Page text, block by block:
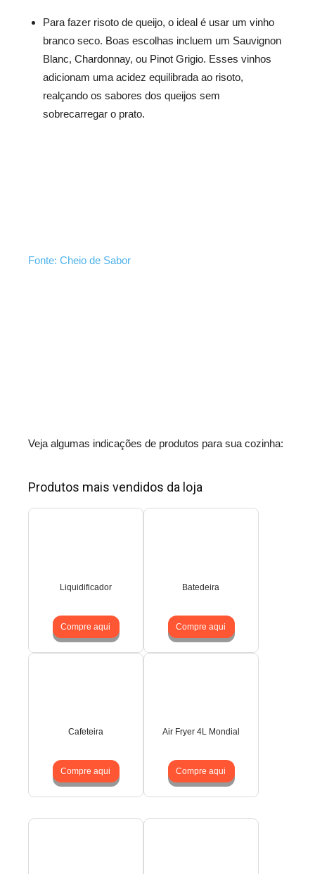
Para fazer risoto de queijo, o ideal é usar um vinho
branco seco. Boas escolhas incluem um Sauvignon
Blanc, Chardonnay, ou Pinot Grigio. Esses vinhos
adicionam uma acidez equilibrada ao risoto,
realçando os sabores dos queijos sem
sobrecarregar o prato.
Fonte: Cheio de Sabor
Veja algumas indicações de produtos para sua cozinha:
Produtos mais vendidos da loja
Liquidificador
Compre aqui
Batedeira
Compre aqui
Cafeteira
Compre aqui
Air Fryer 4L Mondial
Compre aqui